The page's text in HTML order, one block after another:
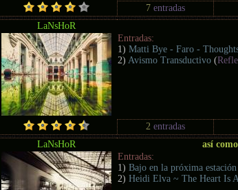
7 entradas
LaNsHoR
Entradas:
1)Matti Bye - Faro -
2) Avismo Transductivo (
2 entradas
LaNsHoR
así
Entradas:
1)Bajo en la próxima estación
2)Heidi Elva ~ The Heart Is